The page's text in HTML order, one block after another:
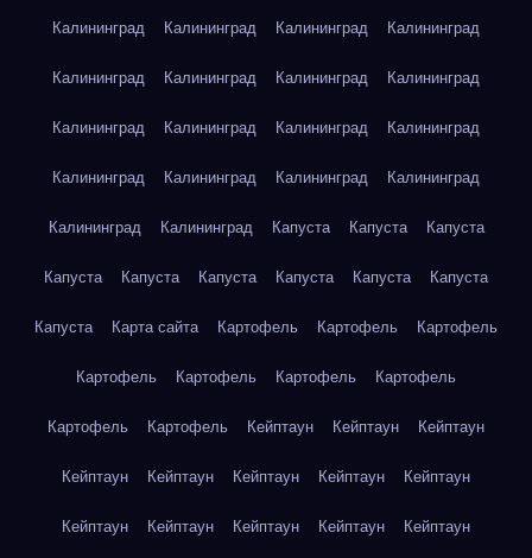
Калининград Калининград Калининград Калининград
Калининград Калининград Калининград Калининград
Калининград Калининград Калининград Калининград
Калининград Калининград Калининград Калининград
Калининград Калининград Капуста Капуста Капуста
Капуста Капуста Капуста Капуста Капуста Капуста
Капуста Карта сайта Картофель Картофель Картофель
Картофель Картофель Картофель Картофель
Картофель Картофель Кейптаун Кейптаун Кейптаун
Кейптаун Кейптаун Кейптаун Кейптаун Кейптаун
Кейптаун Кейптаун Кейптаун Кейптаун Кейптаун